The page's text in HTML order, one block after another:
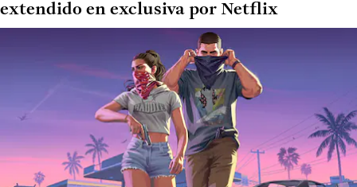
extendido en exclusiva por Netflix